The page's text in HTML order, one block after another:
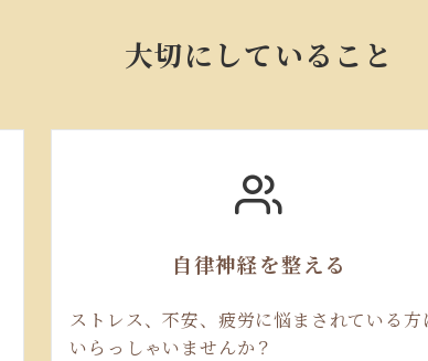
大切にしていること
自律神経を整える
ストレス、不安、疲労に悩まされている方
いらっしゃいませんか？